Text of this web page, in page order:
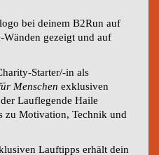
bei deinem B2Run auf
Wänden gezeigt und auf
Starter/-in als
Menschen exklusiven
Lauflegende Haile
zu Motivation, Technik und
Lauftipps erhält dein